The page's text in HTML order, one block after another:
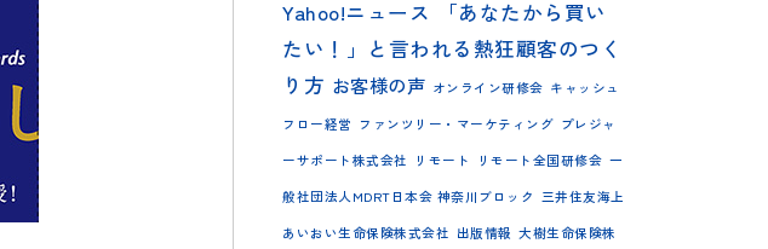
Yahoo!ニュース
「あなたから買い
たい！」と言われる熱狂顧客のつく
り方 お客様の声 オンライン研修会 キャッシュ
フロー経営 ファンツリー・マーケティング プレジャ
ーサポート株式会社
リモート リモート全国研修会 一
般社団法人MDRT日本会 神奈川ブロック 三井住友海上
あいおい生命保険株式会社 出版情報 大樹生命保険株